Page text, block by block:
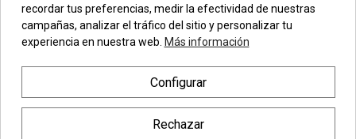
Contacta con nosotros
Regístrate en nuestra Newsletter
Newsletter
recordar tus preferencias, medir la efectividad de nuestras
campañas, analizar el tráfico del sitio y personalizar tu
experiencia en nuestra web. Más información
Configurar
Rechazar